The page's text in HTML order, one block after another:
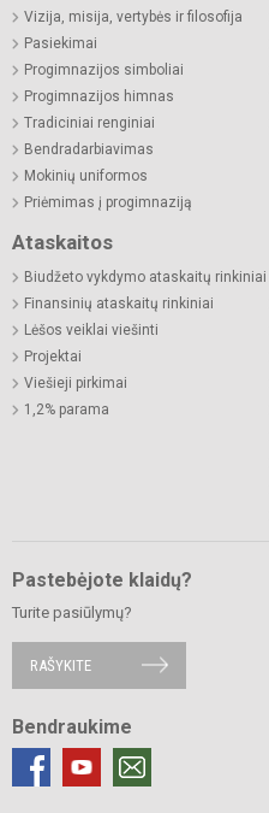
Vizija, misija, vertybės ir filosofija
Pasiekimai
Progimnazijos simboliai
Progimnazijos himnas
Tradiciniai renginiai
Bendradarbiavimas
Mokinių uniformos
Priėmimas į progimnaziją
Ataskaitos
Biudžeto vykdymo ataskaitų rinkiniai
Finansinių ataskaitų rinkiniai
Lėšos veiklai viešinti
Projektai
Viešieji pirkimai
1,2% parama
Pastebėjote klaidų?
Turite pasiūlymų?
RAŠYKITE
Bendraukime